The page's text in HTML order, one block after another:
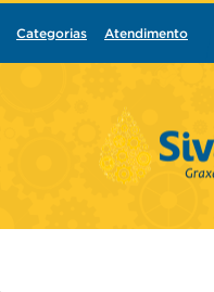
Categorias Atendimento